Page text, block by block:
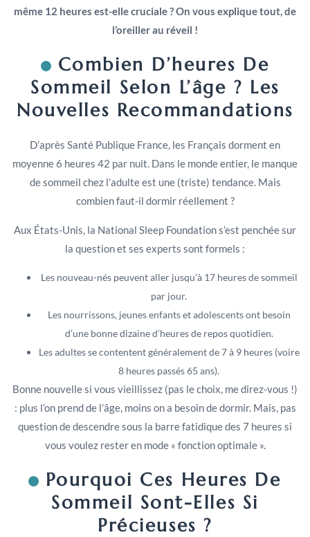
même 12 heures est-elle cruciale ? On vous explique tout, de
l’oreiller au réveil !
Combien D’heures De
Sommeil Selon L’âge ? Les
Nouvelles Recommandations
D’après Santé Publique France, les Français dorment en
moyenne 6 heures 42 par nuit. Dans le monde entier, le manque
de sommeil chez l’adulte est une (triste) tendance. Mais
combien faut-il dormir réellement ?
Aux États-Unis, la National Sleep Foundation s’est penchée sur
la question et ses experts sont formels :
Les nouveau-nés peuvent aller jusqu’à 17 heures de sommeil
par jour.
Les nourrissons, jeunes enfants et adolescents ont besoin
d’une bonne dizaine d’heures de repos quotidien.
Les adultes se contentent généralement de 7 à 9 heures (voire
8 heures passés 65 ans).
Bonne nouvelle si vous vieillissez (pas le choix, me direz-vous !)
: plus l’on prend de l’âge, moins on a besoin de dormir. Mais, pas
question de descendre sous la barre fatidique des 7 heures si
vous voulez rester en mode « fonction optimale ».
Pourquoi Ces Heures De
Sommeil Sont-Elles Si
Précieuses ?